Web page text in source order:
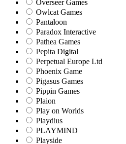
Overseer Games
Owlcat Games
Pantaloon
Paradox Interactive
Pathea Games
Pepita Digital
Perpetual Europe Ltd
Phoenix Game
Pigasus Games
Pippin Games
Plaion
Play on Worlds
Playdius
PLAYMIND
Playside